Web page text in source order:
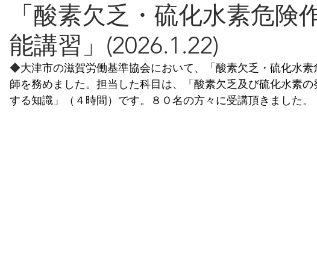
「酸素欠乏・硫化水素危険
能講習」(2026.1.22)
◆大津市の滋賀労働基準協会において、「酸素欠乏・硫化水
師を務めました。担当した科目は、「酸素欠乏及び硫化水素
する知識」（４時間）です。８０名の方々に受講頂きました。